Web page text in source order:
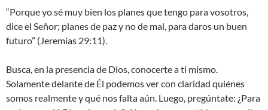
“Porque yo sé muy bien los planes que tengo para vosotros,
dice el Señor; planes de paz y no de mal, para daros un buen
futuro” (Jeremías 29:11).
Busca, en la presencia de Dios, conocerte a ti mismo.
Solamente delante de Él podemos ver con claridad quiénes
somos realmente y qué nos falta aún. Luego, pregúntate: ¿Para